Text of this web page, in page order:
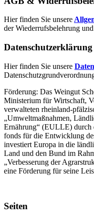
Hier finden Sie unsere
der Wiederrufsbelehrung
Datenschutzerklärung
Hier finden Sie unsere
Förderung: Das Weingut
Minis­terium für Wirtschaft,
verwal­teten rhein­land-
„Umwelt­maßnahmen,
Ernährung“ (EULLE)
fonds für die Entwick­lung
investiert Europa in die
Land und den Bund im
„Verbes­serung der
eine Förderung für seine
Seiten